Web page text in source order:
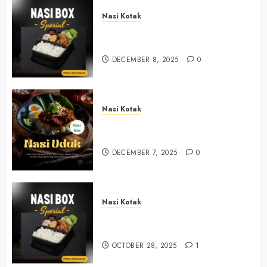
Nasi Kotak
DECEMBER 8, 2025 0
Nasi Kotak
DECEMBER 7, 2025 0
Nasi Kotak
OCTOBER 28, 2025 1